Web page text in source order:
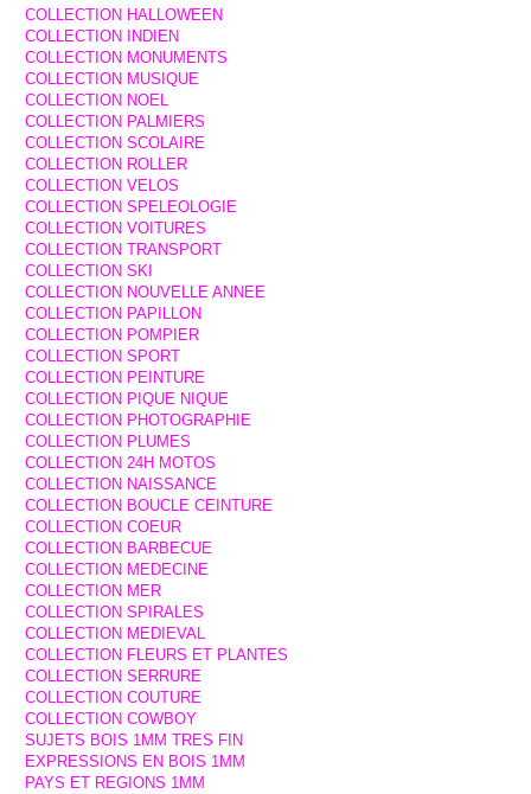
COLLECTION HALLOWEEN
COLLECTION INDIEN
COLLECTION MONUMENTS
COLLECTION MUSIQUE
COLLECTION NOEL
COLLECTION PALMIERS
COLLECTION SCOLAIRE
COLLECTION ROLLER
COLLECTION VELOS
COLLECTION SPELEOLOGIE
COLLECTION VOITURES
COLLECTION TRANSPORT
COLLECTION SKI
COLLECTION NOUVELLE ANNEE
COLLECTION PAPILLON
COLLECTION POMPIER
COLLECTION SPORT
COLLECTION PEINTURE
COLLECTION PIQUE NIQUE
COLLECTION PHOTOGRAPHIE
COLLECTION PLUMES
COLLECTION 24H MOTOS
COLLECTION NAISSANCE
COLLECTION BOUCLE CEINTURE
COLLECTION COEUR
COLLECTION BARBECUE
COLLECTION MEDECINE
COLLECTION MER
COLLECTION SPIRALES
COLLECTION MEDIEVAL
COLLECTION FLEURS ET PLANTES
COLLECTION SERRURE
COLLECTION COUTURE
COLLECTION COWBOY
SUJETS BOIS 1MM TRES FIN
EXPRESSIONS EN BOIS 1MM
PAYS ET REGIONS 1MM